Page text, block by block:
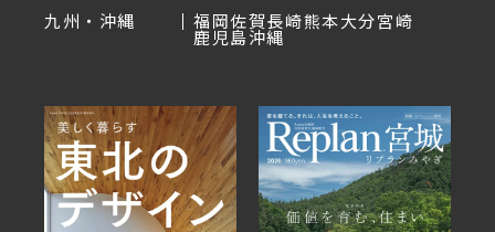
九州・沖縄
福岡佐賀長崎熊本大分宮崎
鹿児島沖縄